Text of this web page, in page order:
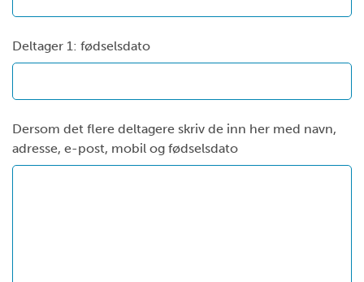
Deltager 1: fødselsdato
Dersom det flere deltagere skriv de inn her med navn,
adresse, e-post, mobil og fødselsdato